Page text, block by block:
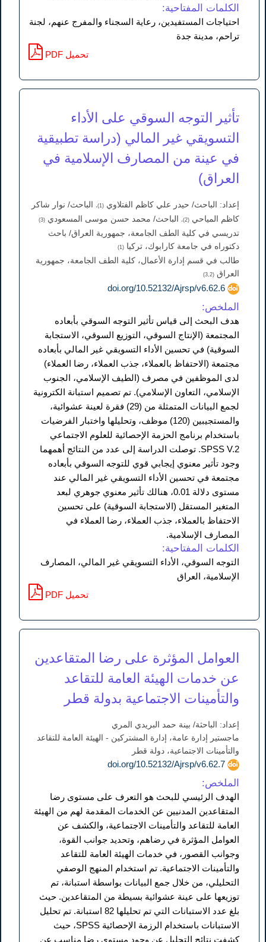
الكلمات المفتاحية:
احتياجات المستفيدين، رعاية السجناء والمفرج عنهم، لجنة
تراحم، مدينة جدة
PDF تحميل
تأثير التوجه السوقي على الأداء
التسويقي غير المالي (دراسة تطبيقية
في عينة من المصارف الإسلامية في
العراق)
إعداد: الباحث/ حيدر علي كاظم الفتلاوي (1)،
الباحث/ نوار شاكر
كاظم المياحي (2)، الباحث/ محمد حسن موسى المسعودي (3)
تدريسي في كلية الطف الجامعة، جمهورية العراق/ باحث
دكتوراه في جامعة كارابوك، تركيا (1)
طالب في قسم إدارة الأعمال، كلية الطف الجامعة، جمهورية
العراق (3,2)
doi.org/10.52132/Ajrsp/v6.62.6
الملخص:
هدف البحث إلى قياس تأثير التوجه السوقي بأبعاده
المجتمعة (الإنتاج السوقي، التوزيع السوقي، الاستجابة
السوقية) في تحسين الأداء التسويقي غير المالي بأبعاده
مجتمعة (الاحتفاظ بالعملاء، جذب العملاء، رضا العملاء)
لدى الموظفين في مصرف (الطيف الإسلامي، الجنوب
الإسلامي، التعاون الإسلامي). تم تصميم استبانة الكترونية
لجمع البيانات المتمثلة من (29) فقرة لعينة عشوائية،
والمستجيبين (120) موظف، وتحليلها واختبار الفرضيات
باستخدام برنامج الحزمة الإحصائية للعلوم الاجتماعي
SPSS V.2. توصلت الدراسة إلى عدد من النتائج أهمهما
وجود تأثير معنوي إيجابي قوي للتوجه السوقي بأبعاده
مجتمعة في تحسين الأداء التسويقي غير المالي عند
مستوى دلالة 0.01، هنالك تأثير معنوي جوهري لبعد
المتغير المستقل (الاستجابة السوقية) على تحسين
الاحتفاظ بالعملاء، جذب العملاء، رضا العملاء في
المصارف الإسلامية.
الكلمات المفتاحية:
التوجه السوقي، الأداء التسويقي غير المالي، المصارف
الإسلامية، العراق
PDF تحميل
العوامل المؤثرة على رضا المتقاعدين
عن خدمات الهيئة العامة للتقاعد
والتأمينات الاجتماعية بدولة قطر
إعداد: الباحثة/ بينة حمد البريدي المري
ماجستير إدارة عامة، إدارة المشتركين - الهيئة العامة للتقاعد
والتأمينات الاجتماعية، دولة قطر
doi.org/10.52132/Ajrsp/v6.62.7
الملخص:
الهدف الرئيسي للبحث هو التعرف على مستوى رضا
المتقاعدين المدنيين عن الخدمات المقدمة لهم من الهيئة
العامة للتقاعد والتأمينات الاجتماعية، والكشف عن
العوامل المؤثرة في رضاهم، وتحديد جوانب القوة،
وجوانب القصور، في خدمات الهيئة العامة للتقاعد
والتأمينات الاجتماعية. تم استخدام المنهج الوصفي
التحليلي، من خلال جمع البيانات بواسطة استبانة، تم
توزيعها على عينة عشوائية بسيطة من المتقاعدين. حيث
بلغ عدد الاستبانات التي تم تحليلها 82 استبانة. تم تحليل
الاستبانات باستخدام الرزمة الإحصائية SPSS، حيث
كشفت نتائج التحليل عن وجود مستوى رضا مناسب عن